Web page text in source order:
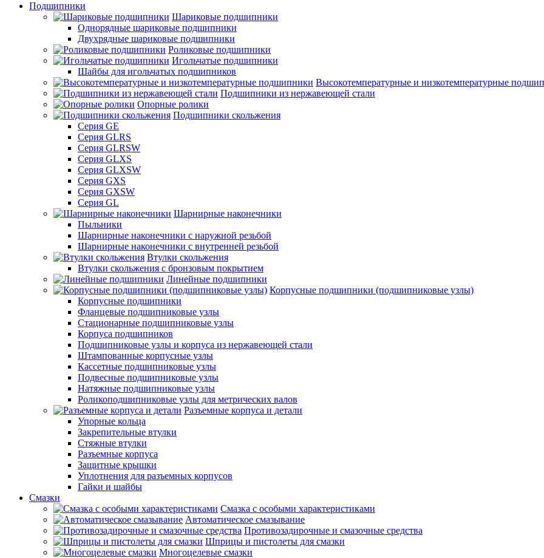
Подшипники
Шариковые подшипники
Однорядные шариковые подшипники
Двухрядные шариковые подшипники
Роликовые подшипники
Игольчатые подшипники
Шайбы для игольчатых подшипников
Высокотемпературные и низкотемпературные
Подшипники из нержавеющей стали
Опорные ролики
Подшипники скольжения
Серия GE
Серия GLRS
Серия GLRSW
Серия GLXS
Серия GLXSW
Серия GXS
Серия GXSW
Серия GL
Шарнирные наконечники
Пыльники
Шарнирные наконечники с наружной резьбой
Шарнирные наконечники с внутренней резьбой
Втулки скольжения
Втулки скольжения с бронзовым покрытием
Линейные подшипники
Корпусные подшипники (подшипниковые узлы)
Корпусные подшипники
Фланцевые подшипниковые узлы
Стационарные подшипниковые узлы
Корпуса подшипников
Подшипниковые узлы и корпуса из нержавеющей стали
Штампованные корпусные узлы
Кассетные подшипниковые узлы
Подвесные подшипниковые узлы
Натяжные подшипниковые узлы
Роликоподшипниковые узлы для метрических валов
Разъемные корпуса и детали
Упорные кольца
Закрепительные втулки
Стяжные втулки
Разъемные корпуса
Защитные крышки
Уплотнения для разъемных корпусов
Гайки и шайбы
Смазки
Смазка с особыми характеристиками
Автоматическое смазывание
Противозадирочные и смазочные средства
Шприцы и пистолеты для смазки
Многоцелевые смазки